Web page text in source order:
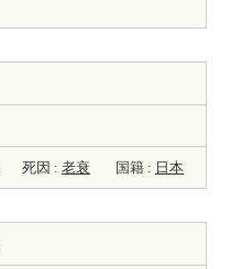
死因 : 老衰 国籍 : 日本